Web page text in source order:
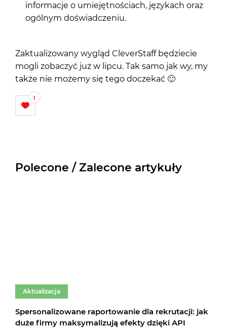
informacje o umiejętnościach, językach oraz
ogólnym doświadczeniu.
Zaktualizowany wygląd CleverStaff będziecie
mogli zobaczyć już w lipcu. Tak samo jak wy, my
także nie możemy się tego doczekać 🙂
1
Polecone / Zalecone artykuły
Aktualizacja
Spersonalizowane raportowanie dla rekrutacji: jak
duże firmy maksymalizują efekty dzięki API